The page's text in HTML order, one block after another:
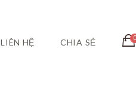
LIÊN HỆ CHIA SẺ